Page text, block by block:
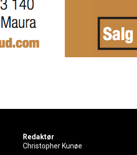
Redaktør
Christopher Kunøe